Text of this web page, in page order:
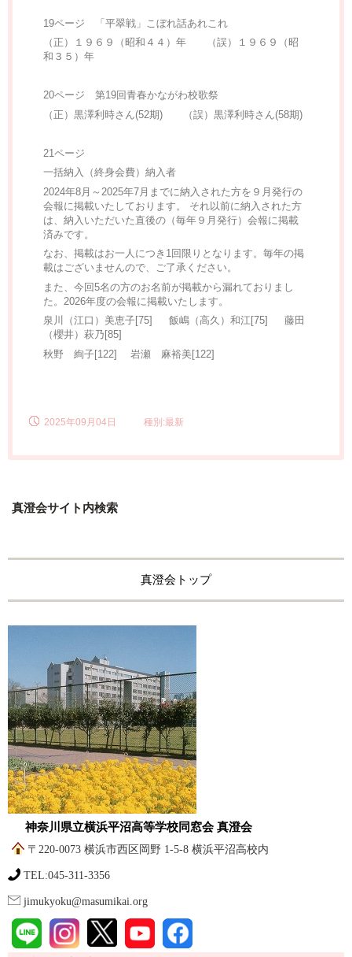
19ページ 「平翠戦」こぼれ話あれこれ
（正）１９６９（昭和４４）年 （誤）１９６９（昭
和３５）年
20ページ 第19回青春かながわ校歌祭
（正）黒澤利時さん(52期) （誤）黒澤利時さん(58期)
21ページ
一括納入（終身会費）納入者
2024年8月～2025年7月までに納入された方を９月発行の
会報に掲載いたしております。 それ以前に納入された方
は、納入いただいた直後の（毎年９月発行）会報に掲載
済みです。
なお、掲載はお一人につき1回限りとなります。毎年の掲
載はございませんので、ご了承ください。
また、今回5名の方のお名前が掲載から漏れておりまし
た。2026年度の会報に掲載いたします。
泉川（江口）美恵子[75] 飯嶋（高久）和江[75] 藤田
（櫻井）萩乃[85]
秋野 絢子[122] 岩瀬 麻裕美[122]
2025年09月04日 種別:最新
真澄会サイト内検索
真澄会トップ
神奈川県立横浜平沼高等学校同窓会 真澄会
〒220-0073 横浜市西区岡野 1-5-8 横浜平沼高校内
TEL:045-311-3356
jimukyoku@masumikai.org